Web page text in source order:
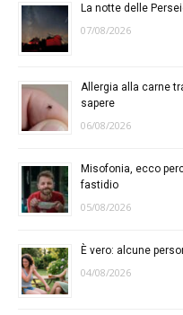
La notte delle
07/08/2026
Allergia alla carne
sapere
06/08/2026
Misofonia, ecco
fastidio
05/08/2026
È vero: alcune
04/08/2026